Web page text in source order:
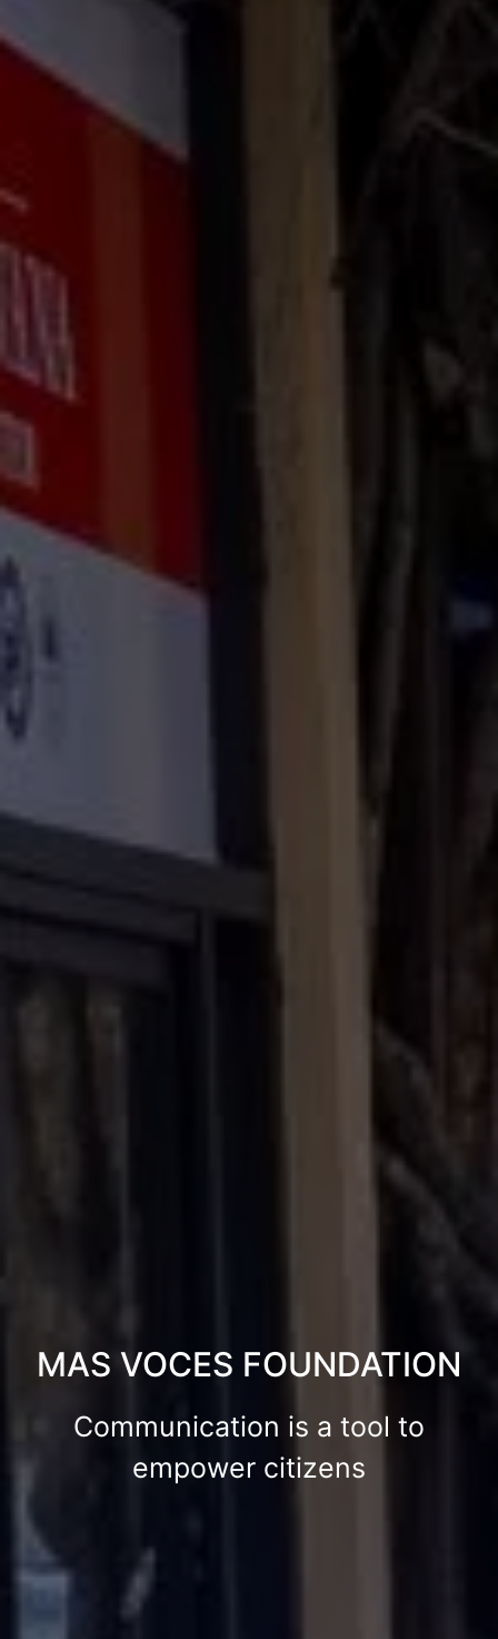
MAS VOCES FOUNDATION
Communication is a tool to
empower citizens